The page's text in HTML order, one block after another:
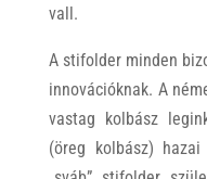
vall.
A stifolder minden
innovációknak. A
vastag kolbász
(öreg kolbász)